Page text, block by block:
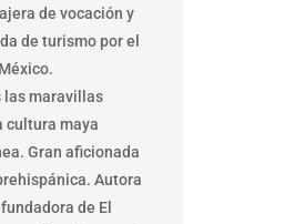
de vocación y
de turismo por el
las maravillas
cultura maya
Gran aficionada
Autora
de El